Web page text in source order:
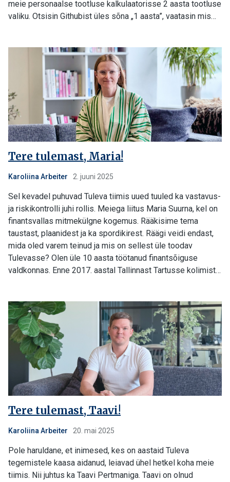
meie personaalse tootluse kalkulaatorisse 2 aasta tootluse
valiku. Otsisin Githubist üles sõna „1 aasta”, vaatasin mis…
Tere tulemast, Maria!
Karoliina Arbeiter 2. juuni 2025
Sel kevadel puhuvad Tuleva tiimis uued tuuled ka vastavus-
ja riskikontrolli juhi rollis. Meiega liitus Maria Suurna, kel on
finantsvallas mitmekülgne kogemus. Rääkisime tema
taustast, plaanidest ja ka spordikirest. Räägi veidi endast,
mida oled varem teinud ja mis on sellest üle toodav
Tulevasse? Olen üle 10 aasta töötanud finantsõiguse
valdkonnas. Enne 2017. aastal Tallinnast Tartusse kolimist…
Tere tulemast, Taavi!
Karoliina Arbeiter 20. mai 2025
Pole haruldane, et inimesed, kes on aastaid Tuleva
tegemistele kaasa aidanud, leiavad ühel hetkel koha meie
tiimis. Nii juhtus ka Taavi Pertmaniga. Taavi on olnud